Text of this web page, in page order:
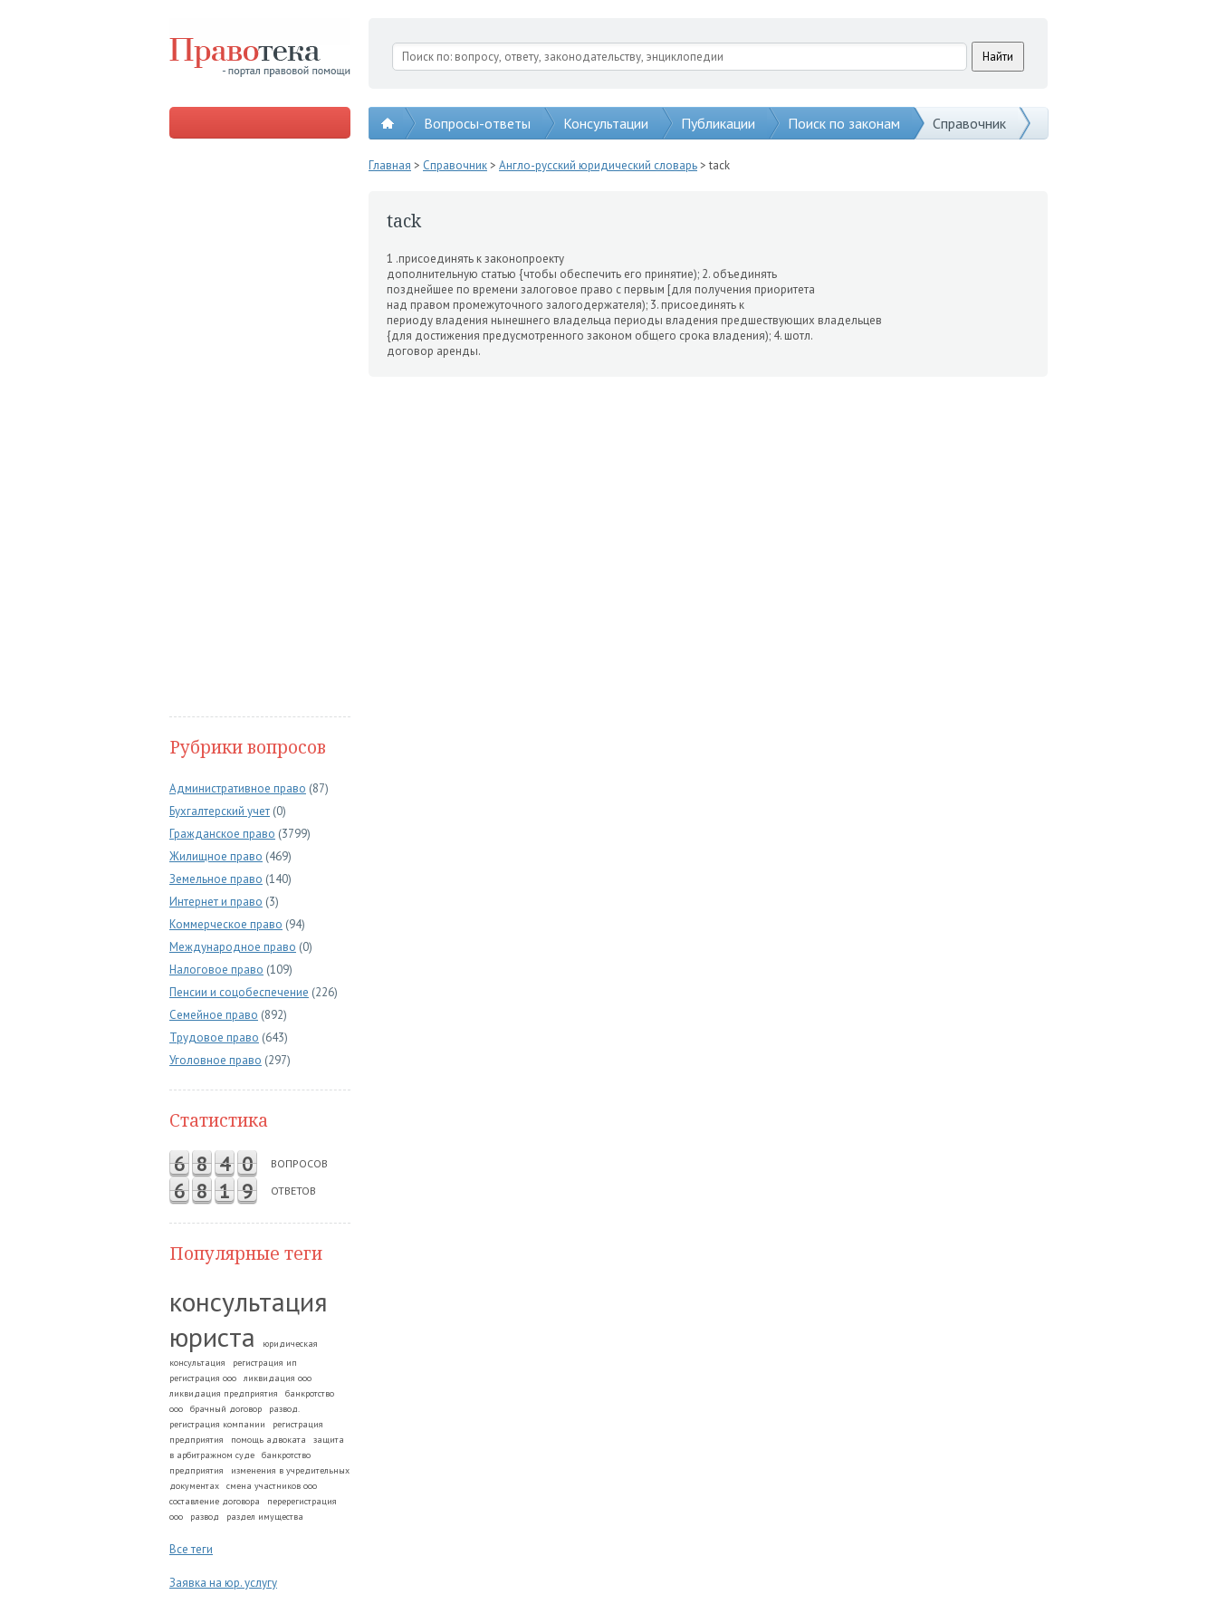
Вопросы-ответы Консультации Публикации Поиск по законам Справочник
Рубрики вопросов
Административное право (87)
Бухгалтерский учет (0)
Гражданское право (3799)
Жилищное право (469)
Земельное право (140)
Интернет и право (3)
Коммерческое право (94)
Международное право (0)
Налоговое право (109)
Пенсии и соцобеспечение (226)
Семейное право (892)
Трудовое право (643)
Уголовное право (297)
Статистика
6 8 4 0 ВОПРОСОВ
6 8 1 9 ОТВЕТОВ
Популярные теги
консультация
юриста
юридическая
консультация
регистрация ип
регистрация ооо
ликвидация ооо
ликвидация предприятия
банкротство
ооо
брачный договор
развод.
регистрация компании
регистрация
предприятия
помощь адвоката
защита
в арбитражном суде
банкротство
предприятия
изменения в учредительных
документах
смена участников ооо
составление договора
перерегистрация
ооо
развод раздел имущества
Все теги
Заявка на юр. услугу
Главная > Справочник> Англо-русский юридический словарь> tack
tack
1 .присоединять к законопроекту
дополнительную статью {чтобы обеспечить его принятие); 2. объе­динять
позднейшее по времени за­логовое право с первым [для получения приоритета
над правом промежуточного залогодержателя); 3. присоединять к
периоду владе­ния нынешнего владельца периоды владения предшествующих вла­дельцев
{для достижения предусмот­ренного законом общего срока владения); 4. шотл.
договор аренды.